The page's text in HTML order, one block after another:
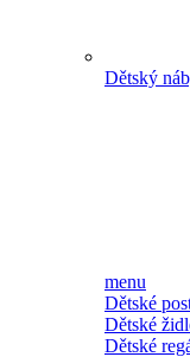
Dětský
menu
Dětské
Dětské
Dětské